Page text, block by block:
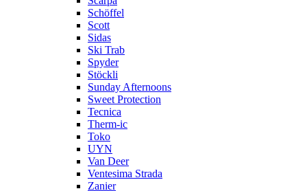
Schöffel
Scott
Sidas
Ski Trab
Spyder
Stöckli
Sunday Afternoons
Sweet Protection
Tecnica
Therm-ic
Toko
UYN
Van Deer
Ventesima Strada
Zanier